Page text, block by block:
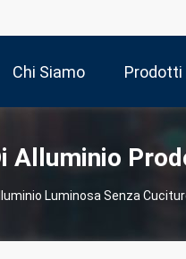
Chi Siamo Prodotti
Alluminio
Luminosa Senza